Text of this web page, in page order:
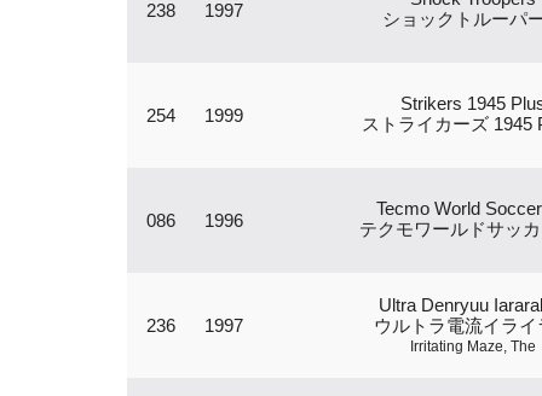
238 1997
ショックトルーパ
254 1999
Strikers 1945
ストライカーズ 1945
086 1996
Tecmo World
テクモワールドサッ
236 1997
Ultra Denryuu
ウルトラ電流イライ
Irritating Maze, The